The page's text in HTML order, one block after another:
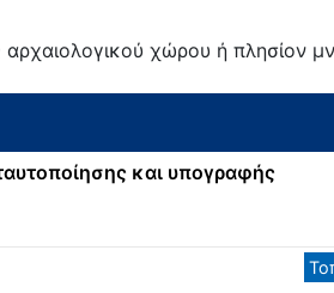
χώρου ή πλησίον
και υπογραφής